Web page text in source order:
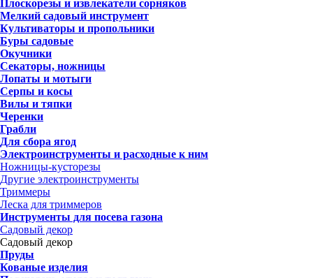
Плоскорезы и извлекатели сорняков
Мелкий садовый инструмент
Культиваторы и пропольники
Буры садовые
Окучники
Секаторы, ножницы
Лопаты и мотыги
Серпы и косы
Вилы и тяпки
Черенки
Грабли
Для сбора ягод
Электроинструменты и расходные к ним
Ножницы-кусторезы
Другие электроинструменты
Триммеры
Леска для триммеров
Инструменты для посева газона
Садовый декор
Садовый декор
Пруды
Кованые изделия